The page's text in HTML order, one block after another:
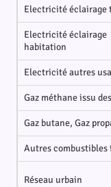
Electricité éclairage
Electricité éclairage
habitation
Electricité autres
Gaz méthane issu
Gaz butane, Gaz
Autres combustibles
Réseau urbain